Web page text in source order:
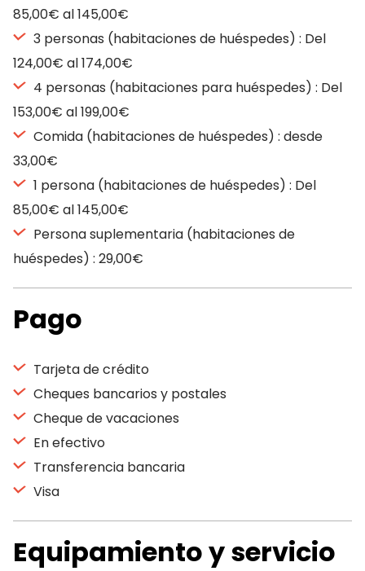
85,00€ al 145,00€
3 personas (habitaciones de huéspedes) : Del
124,00€ al 174,00€
4 personas (habitaciones para huéspedes) : Del
153,00€ al 199,00€
Comida (habitaciones de huéspedes) : desde
33,00€
1 persona (habitaciones de huéspedes) : Del
85,00€ al 145,00€
Persona suplementaria (habitaciones de
huéspedes) : 29,00€
Pago
Tarjeta de crédito
Cheques bancarios y postales
Cheque de vacaciones
En efectivo
Transferencia bancaria
Visa
Equipamiento y servicio